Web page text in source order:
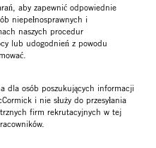
aby zapewnić odpowiednie
niepełnosprawnych i
naszych procedur
lub udogodnień z powodu
dla osób poszukujących informacji
i nie służy do przesyłania
firm rekrutacyjnych w tej